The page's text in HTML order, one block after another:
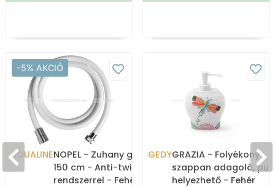
-5% AKCIÓ
AQUALINENOPEL - Zuhany gégecső,
150 cm - Anti-twist
rendszerrel - Fehér PVC
GEDYGRAZIA - Folyékony
szappan adagoló,
helyezhető - Fehér